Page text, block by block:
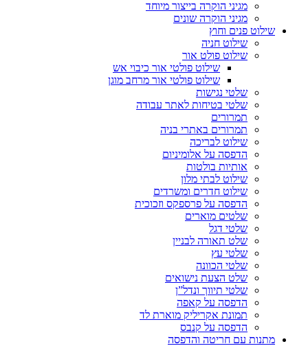
מגיני הוקרה בייצור מיוחד
מגיני הוקרה שונים
שילוט פנים וחוץ
שילוט חניה
שילוט פולט אור
שילוט פולטי אור כיבוי אש
שילוט פולטי אור מרחב מוגן
שלטי נגישות
שלטי בטיחות לאתר עבודה
תמרורים
תמרורים באתרי בניה
שילוט לבריכה
הדפסה על אלומיניום
אותיות בולטות
שילוט לבתי מלון
שילוט חדרים ומשרדים
הדפסה על פרספקס וזכוכית
שלטים מוארים
שלטי דגל
שלט תאורה לבניין
שלטי עץ
שלטי הכוונה
שלט הצעת נישואים
שלטי תיווך ונדל”ן
הדפסה על קאפה
תמונת אקריליק מוארת לד
הדפסה על קנבס
מתנות עם חריטה והדפסה